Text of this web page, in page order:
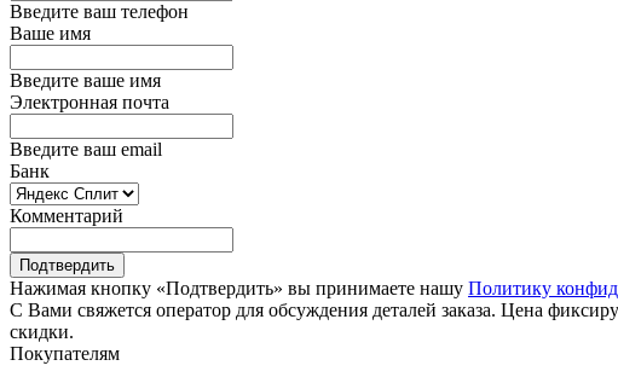
Введите ваш телефон
Ваше имя
Введите ваше имя
Электронная почта
Введите ваш email
Банк
Комментарий
Подтвердить
Нажимая кнопку «Подтвердить» вы принимаете нашу Политику
С Вами свяжется оператор для обсуждения деталей заказа. Цена
скидки.
Покупателям